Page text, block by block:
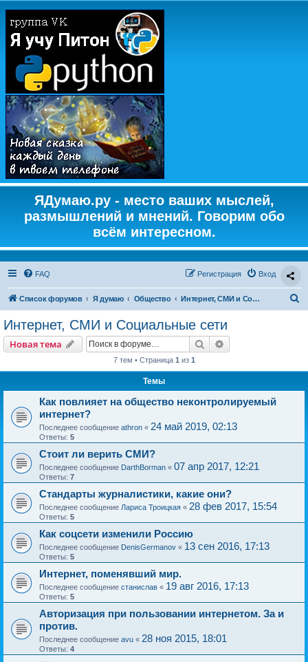
ЯДумаю.ру - место ваших мыслей,
размышлений и мнений. Говорим обо
всём интересном.
FAQ Вход
Регистрация
Список форумов Я думаю Общество Интернет, СМИ и Социальные сети
Интернет, СМИ и Социальные сети
Новая тема Поиск
7 тем • Страница 1 из 1
Темы
Как повлияет на общество неконтролируемый
интернет?
Последнее сообщение athron « 24 май 2019, 02:13
Ответы: 5
Стоит ли верить СМИ?
Последнее сообщение DarthBorman « 07 апр 2017, 12:21
Ответы: 7
Стандарты журналистики, какие они?
Последнее сообщение Лариса Троицкая « 28 фев 2017, 15:54
Ответы: 5
Как соцсети изменили Россию
Последнее сообщение DenisGermanov « 13 сен 2016, 17:13
Ответы: 5
Интернет, поменявший мир.
Последнее сообщение станислав « 19 авг 2016, 17:13
Ответы: 5
Авторизация при пользовании интернетом. За и
против.
Последнее сообщение avu « 28 ноя 2015, 18:01
Ответы: 4